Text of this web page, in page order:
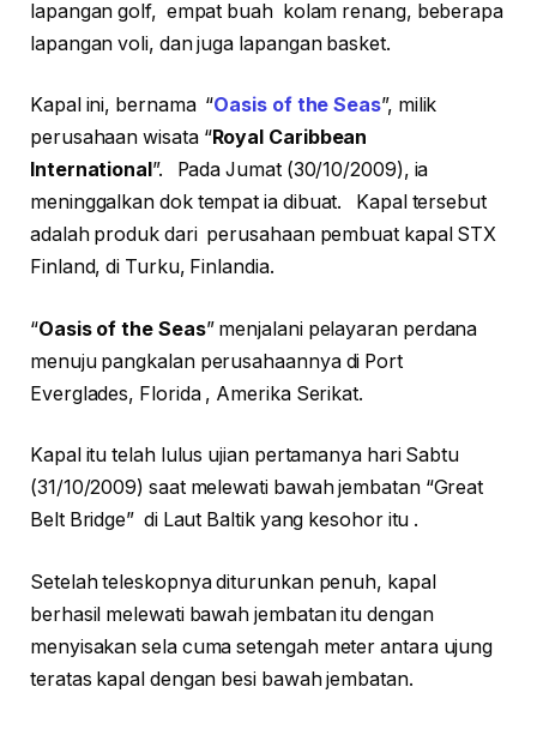
lapangan golf, empat buah kolam renang, beberapa
lapangan voli, dan juga lapangan basket.
Kapal ini, bernama “Oasis of the Seas”, milik
perusahaan wisata “Royal Caribbean
International ”. Pada Jumat (30/10/2009), ia
meninggalkan dok tempat ia dibuat. Kapal tersebut
adalah produk dari perusahaan pembuat kapal STX
Finland, di Turku, Finlandia.
“Oasis of the Seas” menjalani pelayaran perdana
menuju pangkalan perusahaannya di Port
Everglades, Florida , Amerika Serikat.
Kapal itu telah lulus ujian pertamanya hari Sabtu
(31/10/2009) saat melewati bawah jembatan “Great
Belt Bridge” di Laut Baltik yang kesohor itu .
Setelah teleskopnya diturunkan penuh, kapal
berhasil melewati bawah jembatan itu dengan
menyisakan sela cuma setengah meter antara ujung
teratas kapal dengan besi bawah jembatan.